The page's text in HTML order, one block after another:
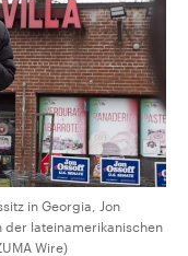
in Georgia, Jon
der lateinamerikanischen
Wire)